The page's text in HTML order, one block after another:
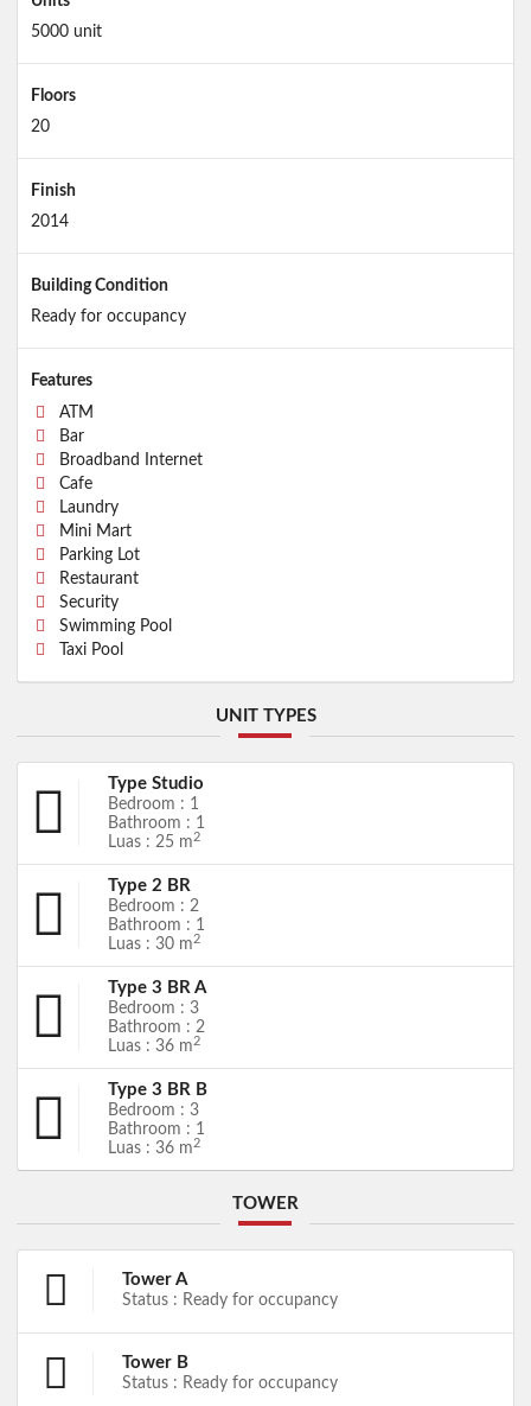
5000 unit
Floors
20
Finish
2014
Building Condition
Ready for occupancy
Features
ATM
Bar
Broadband Internet
Cafe
Laundry
Mini Mart
Parking Lot
Restaurant
Security
Swimming Pool
Taxi Pool
UNIT TYPES
Type Studio
Bedroom : 1
Bathroom : 1
Luas : 25 m2
Type 2 BR
Bedroom : 2
Bathroom : 1
Luas : 30 m2
Type 3 BR A
Bedroom : 3
Bathroom : 2
Luas : 36 m 2
Type 3 BR B
Bedroom : 3
Bathroom : 1
Luas : 36 m 2
TOWER
Tower A
Status : Ready for occupancy
Tower B
Status : Ready for occupancy